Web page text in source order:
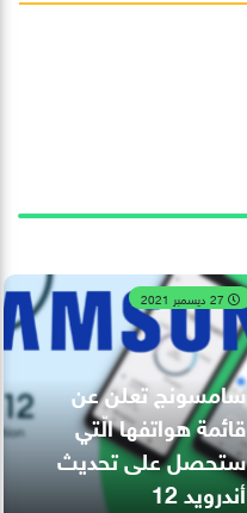
سامسونج تعلن عن
قائمة هواتفها الّتي
ستحصل على تحديث
أندرويد 12